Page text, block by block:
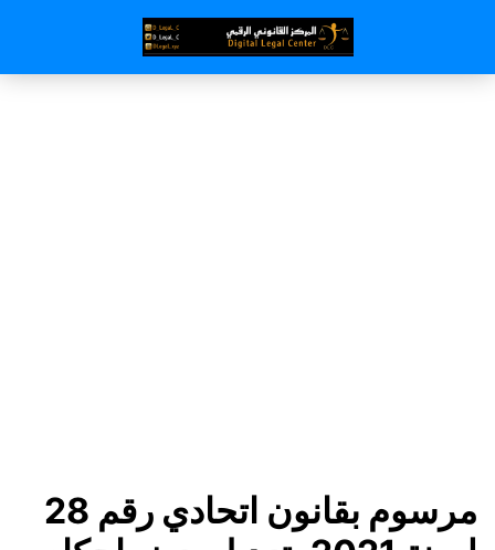
مرسوم بقانون اتحادي رقم 28